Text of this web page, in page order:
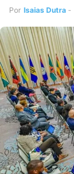
Por Isaias Dutra -